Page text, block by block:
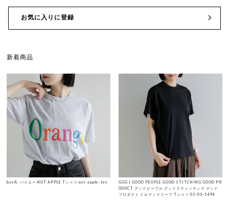
お気に入りに登録
新着商品
byeA. バイエー NOT APPLE Tシャツ not-apple-tee
GGG | GOOD PEOPLE GOOD STITCHING GOOD PR
ODUCT グッドピープル グッドスティッチング グッド
プロダクト ドルマンスリーブ Tシャツ 02-01-1494